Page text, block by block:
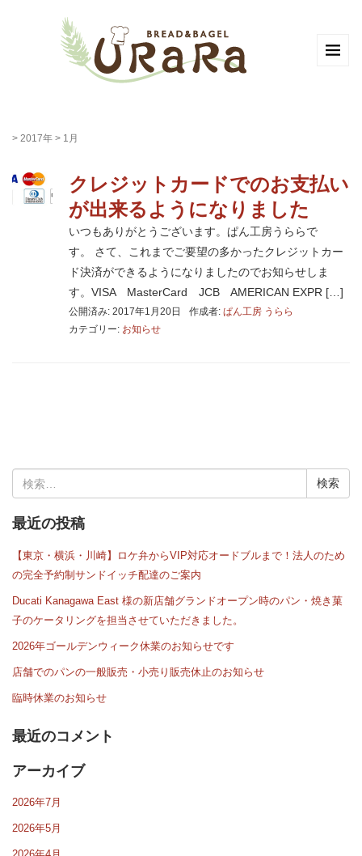
> 2017年 > 1月
クレジットカードでのお支払い
が出来るようになりました
いつもありがとうございます。ぱん工房うららで
す。 さて、これまでご要望の多かったクレジットカー
ド決済ができるようになりましたのでお知らせしま
す。VISA MasterCard JCB AMERICAN EXPR […]
公開済み: 2017年1月20日 作成者: ぱん工房 うらら
カテゴリー: お知らせ
索:
最近の投稿
【東京・横浜・川崎】ロケ弁からVIP対応オードブルまで！法人のため
の完全予約制サンドイッチ配達のご案内
Ducati Kanagawa East 様の新店舗グランドオープン時のパン・焼き菓
子のケータリングを担当させていただきました。
2026年ゴールデンウィーク休業のお知らせです
店舗でのパンの一般販売・小売り販売休止のお知らせ
臨時休業のお知らせ
最近のコメント
アーカイブ
2026年7月
2026年5月